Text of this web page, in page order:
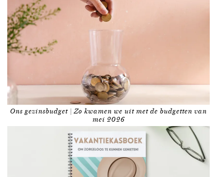
Ons gezinsbudget | Zo kwamen we uit met de budgetten van
mei 2026